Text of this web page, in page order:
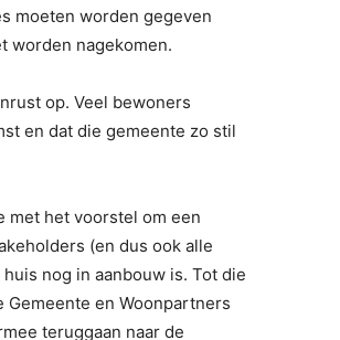
moeten worden gegeven
worden nagekomen.
op. Veel bewoners
en dat die gemeente zo stil
met het voorstel om een
(en dus ook alle
nog in aanbouw is. Tot die
en Woonpartners
teruggaan naar de